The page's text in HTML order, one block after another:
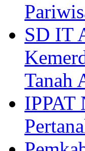
SD IT
Tanah
IPPAT